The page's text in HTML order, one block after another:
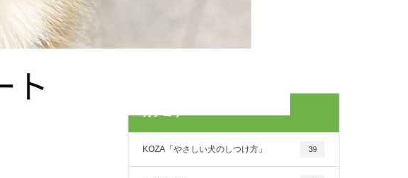
カテゴリー
KOZA「やさしい犬のしつけ方」 39